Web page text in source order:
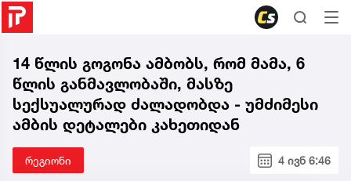
14 წლის გოგონა ამბობს, რომ მამა, 6
წლის განმავლობაში, მასზე
სექსუალურად ძალადობდა - უმძიმესი
ამბის დეტალები კახეთიდან
რეგიონი 4 ივნ 6:46